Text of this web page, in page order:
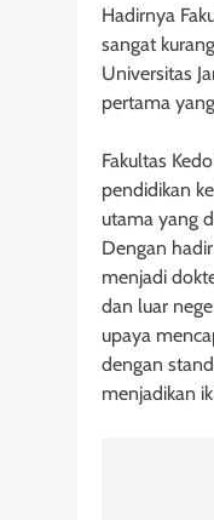
Hadirnya
sangat
Universitas
pertama
Fakultas
pendidikan
utama yang
Dengan
menjadi
dan luar
upaya
dengan
menjadikan